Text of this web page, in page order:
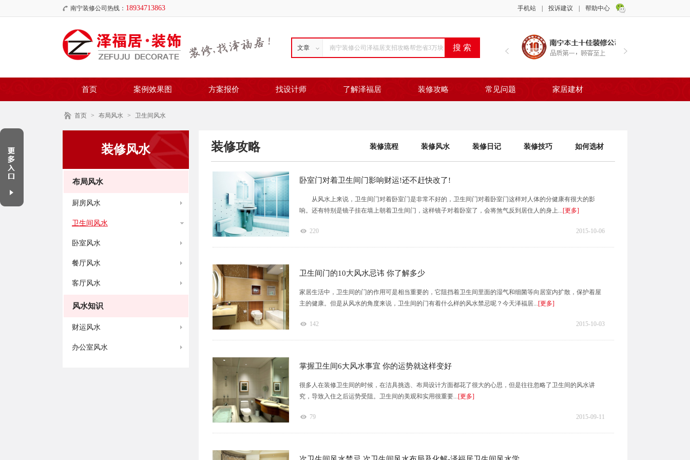
南宁装修公司热线： 18934713863 帮助中心
投诉建议
手机站
文章
首页 案例效果图 方案报价 找设计师 了解泽福居 装修攻略 常见问题 家居建材
首页 > 布局风水 > 卫生间风水
装修风水
布局风水
厨房风水
卫生间风水
卧室风水
餐厅风水
客厅风水
风水知识
财运风水
办公室风水
装修攻略 如何选材
装修技巧
装修日记
装修风水
装修流程
卧室门对着卫生间门影响财运!还不赶快改了!
从风水上来说，卫生间门对着卧室门是非常不好的，卫生间门对着卧室门这样对人体的分健康有很大的影
响。还有特别是镜子挂在墙上朝着卫生间门，这样镜子对着卧室了，会将煞气反到居住人的身上...[更多]
220 2015-10-06
卫生间门的10大风水忌讳 你了解多少
家居生活中，卫生间的门的作用可是相当重要的，它阻挡着卫生间里面的湿气和细菌等向居室内扩散，保护着屋
主的健康。但是从风水的角度来说，卫生间的门有着什么样的风水禁忌呢？今天泽福居...[更多]
142 2015-10-03
掌握卫生间6大风水事宜 你的运势就这样变好
很多人在装修卫生间的时候，在洁具挑选、布局设计方面都花了很大的心思，但是往往忽略了卫生间的风水讲
究，导致入住之后运势受阻。卫生间的美观和实用很重要...[更多]
79 2015-09-11